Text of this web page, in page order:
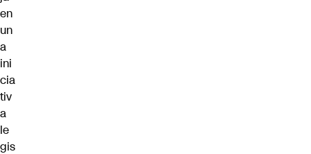
en
un
a
ini
cia
tiv
a
le
gis